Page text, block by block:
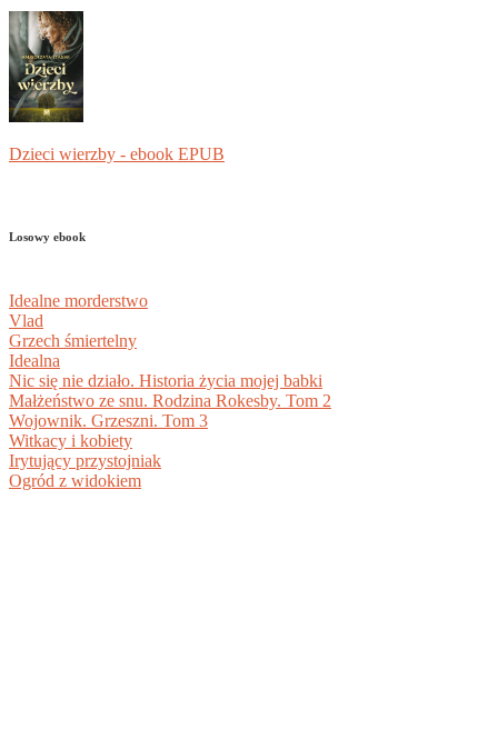
Dzieci wierzby - ebook EPUB
Losowy ebook
Idealne morderstwo
Vlad
Grzech śmiertelny
Idealna
Nic się nie działo. Historia życia mojej babki
Małżeństwo ze snu. Rodzina Rokesby. Tom 2
Wojownik. Grzeszni. Tom 3
Witkacy i kobiety
Irytujący przystojniak
Ogród z widokiem